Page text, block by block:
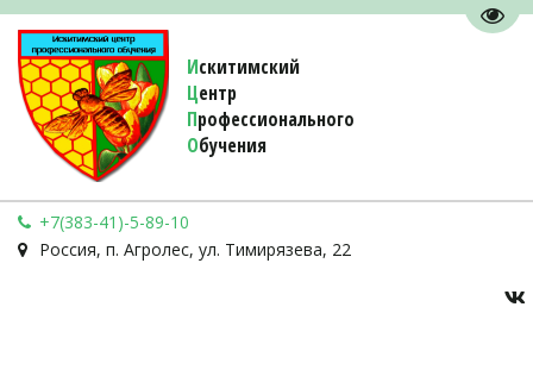
Искитимский
Центр
Профессионального
Обучения
+7(383-41)-5-89-10
Россия, п. Агролес, ул. Тимирязева, 22